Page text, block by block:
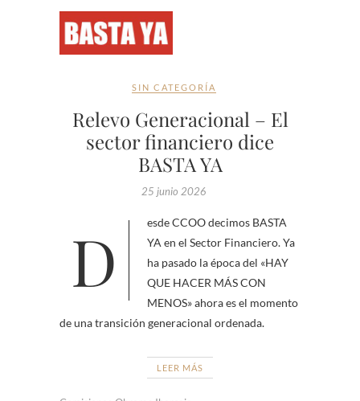
SIN CATEGORÍA
Relevo Generacional – El
sector financiero dice
BASTA YA
25 junio 2026
Desde CCOO decimos BASTA
YA en el Sector Financiero. Ya
ha pasado la época del «HAY
QUE HACER MÁS CON
MENOS» ahora es el momento
de una transición generacional ordenada.
LEER MÁS